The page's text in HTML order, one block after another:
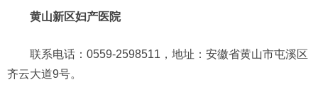
黄山新区妇产医院
联系电话：0559-2598511，地址：安徽省黄山市屯溪区
齐云大道9号。